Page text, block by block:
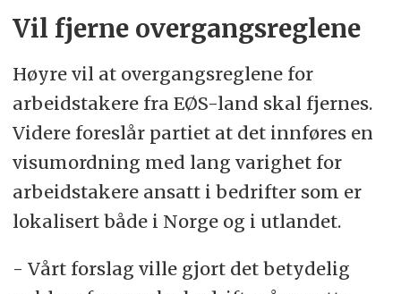
Vil fjerne overgangsreglene
Høyre vil at overgangsreglene for
arbeidstakere fra EØS-land skal fjernes.
Videre foreslår partiet at det innføres en
visumordning med lang varighet for
arbeidstakere ansatt i bedrifter som er
lokalisert både i Norge og i utlandet.
- Vårt forslag ville gjort det betydelig